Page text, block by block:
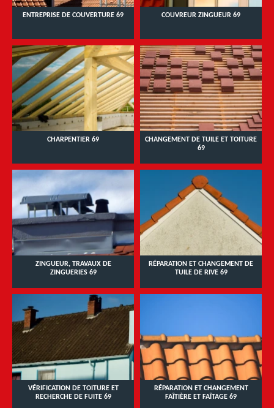
ENTREPRISE DE COUVERTURE 69 COUVREUR ZINGUEUR 69
CHARPENTIER 69
CHANGEMENT DE TUILE ET TOITURE
69
ZINGUEUR, TRAVAUX DE
ZINGUERIES 69
RÉPARATION ET CHANGEMENT DE
TUILE DE RIVE 69
VÉRIFICATION DE TOITURE ET
RECHERCHE DE FUITE 69
RÉPARATION ET CHANGEMENT
FAÎTIÈRE ET FAÎTAGE 69